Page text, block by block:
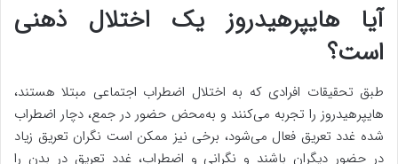
آیا هایپرهیدروز یک اختلال ذهنی
است؟
طبق تحقیقات افرادی که به اختلال اضطراب اجتماعی مبتلا هستند،
هایپرهیدروز را تجربه می‌کنند و به‌محض حضور در جمع، دچار اضطراب
شده غدد تعریق فعال می‌شود، برخی نیز ممکن است نگران تعریق زیاد
در حضور دیگران باشند و نگرانی و اضطراب، غدد تعریق در بدن را